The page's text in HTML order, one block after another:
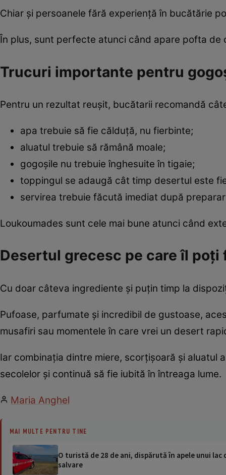
Chiar și persoanele fără experiență în bucătărie
În plus, sunt perfecte atunci când apare pofta de
Trucuri importante pentru
Pentru un rezultat reușit, bucătarii recomandă
apa trebuie să fie călduță, nu fierbinte;
aluatul trebuie să rămână moale;
gogoșile nu trebuie înghesuite în tigaie;
toppingul se adaugă cât timp desertul este
servirea trebuie făcută imediat după
Loukoumades sunt cele mai bune atunci când
Desertul grecesc pe care îl poți
Cu doar câteva ingrediente și puțin timp la
Pufoase, parfumate și incredibil de gustoase,
musafiri sau momentele în care vrei un desert
Iar combinația dintre miere, scorțișoară și
secolelor și continuă să fie iubită în întreaga lume.
Maria Anghel
MAI MULTE PENTRU TINE
O turistă de 28 de ani, dispărută în apele unui
salvare